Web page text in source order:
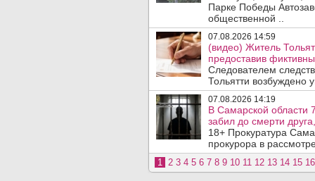
Парке Победы
общественной ..
07.08.2026 14:59
(видео) Житель
предоставив
Следователем
Тольятти возбуждено
07.08.2026 14:19
В Самарской области
забил до смерти
18+ Прокуратура
прокурора в
1 2 3 4 5 6 7 8 9 10 11 12 13 14 15 16